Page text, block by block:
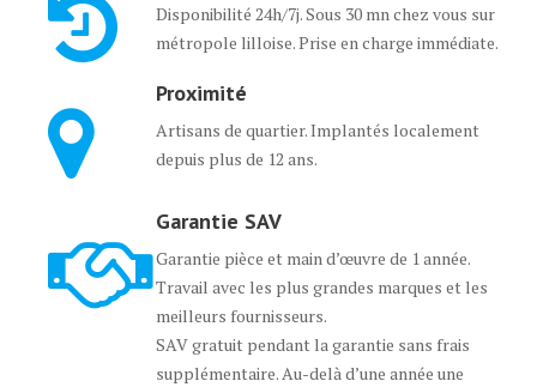
Disponibilité 24h/7j. Sous 30 mn chez vous sur
métropole lilloise. Prise en charge immédiate.
Proximité
Artisans de quartier. Implantés localement
depuis plus de 12 ans.
Garantie SAV
Garantie pièce et main d’œuvre de 1 année.
Travail avec les plus grandes marques et les
meilleurs fournisseurs.
SAV gratuit pendant la garantie sans frais
supplémentaire. Au-delà d’une année une